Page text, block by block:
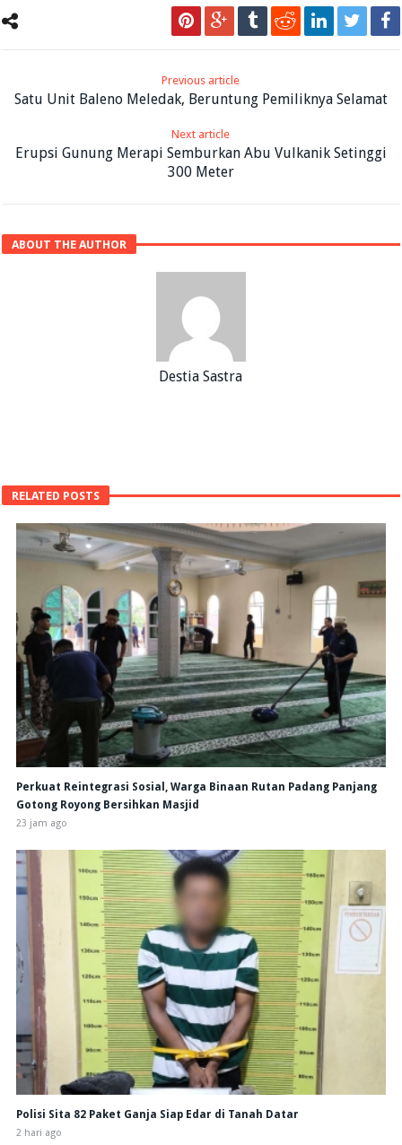
Previous article
Satu Unit Baleno Meledak, Beruntung Pemiliknya Selamat
Next article
Erupsi Gunung Merapi Semburkan Abu Vulkanik Setinggi
300 Meter
ABOUT THE AUTHOR
Destia Sastra
RELATED POSTS
Perkuat Reintegrasi Sosial, Warga Binaan Rutan Padang Panjang
Gotong Royong Bersihkan Masjid
23 jam ago
Polisi Sita 82 Paket Ganja Siap Edar di Tanah Datar
2 hari ago